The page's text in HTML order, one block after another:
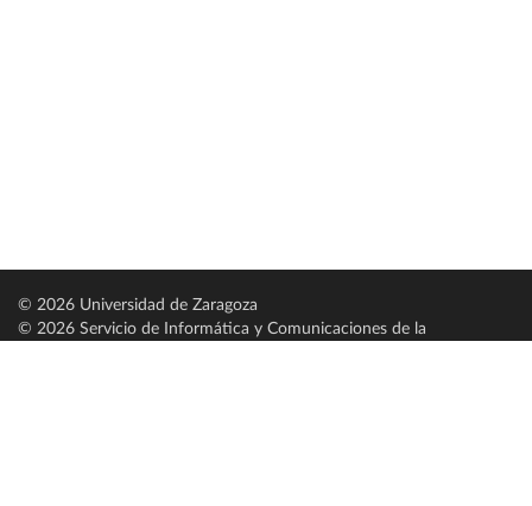
© 2026 Universidad de Zaragoza
© 2026 Servicio de Informática y Comunicaciones de la